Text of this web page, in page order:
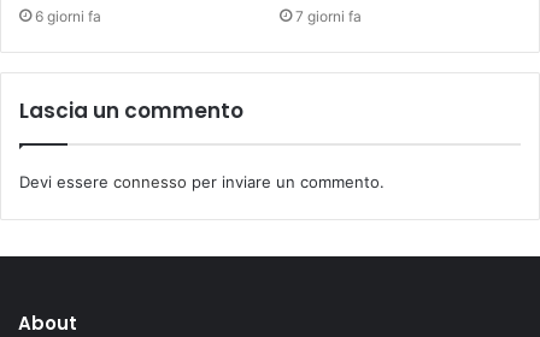
6 giorni fa 7 giorni fa
Lascia un commento
Devi essere connesso per inviare un commento.
About